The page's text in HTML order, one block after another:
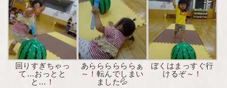
回りすぎちゃっ
て…おっとと
と…！
あららららららぁ
～！転んでしまい
ました💦
ぼくはまっすぐ行
けるぞ～！